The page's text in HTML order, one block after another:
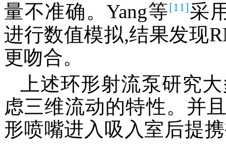
量不准确。Yang等[11]采
进行数值模拟,结果发现
更吻合。
上述环形射流泵研究
虑三维流动的特性。并
形喷嘴进入吸入室后提